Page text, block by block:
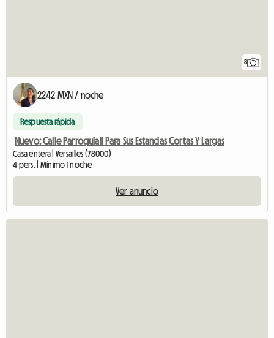
8
2242 MXN / noche
Respuesta rápida
Nuevo: Calle Parroquial! Para Sus Estancias Cortas Y Largas
Casa entera | Versailles (78000)
4 pers. | Mínimo 1 noche
Ver anuncio